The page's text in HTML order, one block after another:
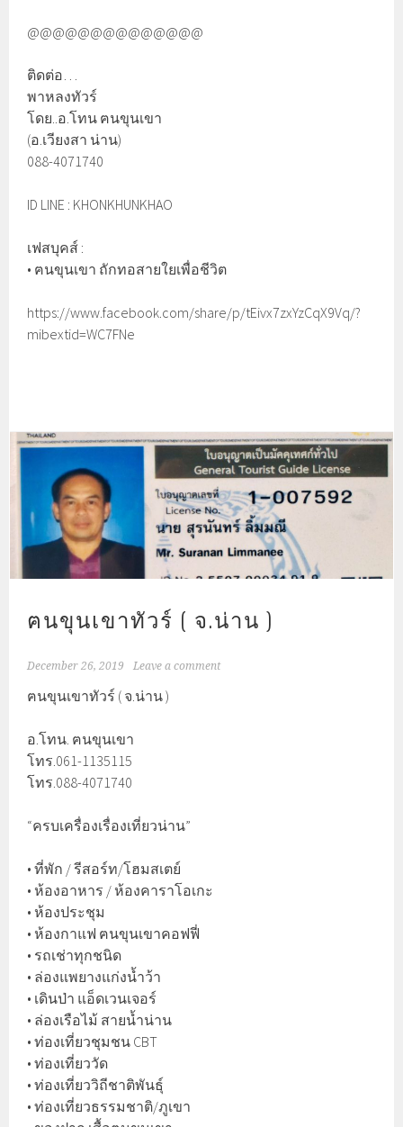
@@@@@@@@@@@@@@
ติดต่อ…
พาหลงทัวร์
โดย..อ.โทน ฅนขุนเขา
(อ.เวียงสา น่าน)
088-4071740
ID LINE : KHONKHUNKHAO
เฟสบุคส์ :
• ฅนขุนเขา ถักทอสายใยเพื่อชีวิต
https://www.facebook.com/share/p/tEivx7zxYzCqX9Vq/?
mibextid=WC7FNe
ฅนขุนเขาทัวร์ ( จ.น่าน )
December 26, 2019 Leave a comment
ฅนขุนเขาทัวร์ ( จ.น่าน )
อ.โทน. ฅนขุนเขา
โทร.061-1135115
โทร.088-4071740
“ครบเครื่องเรื่องเที่ยวน่าน”
• ที่พัก / รีสอร์ท/โฮมสเตย์
• ห้องอาหาร / ห้องคาราโอเกะ
• ห้องประชุม
• ห้องกาแฟ ฅนขุนเขาคอฟฟี่
• รถเช่าทุกชนิด
• ล่องแพยางแก่งน้ำว้า
• เดินป่า แอ็ดเวนเจอร์
• ล่องเรือไม้ สายน้ำน่าน
• ท่องเที่ยวชุมชน CBT
• ท่องเที่ยววัด
• ท่องเที่ยววิถีชาติพันธุ์
• ท่องเที่ยวธรรมชาติ/ภูเขา